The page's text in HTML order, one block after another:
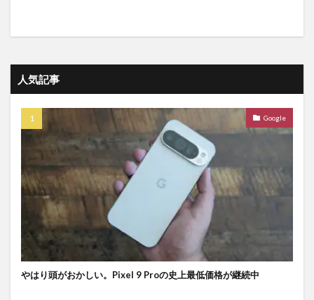
人気記事
Google
やはり頭がおかしい。Pixel 9 Proの史上最低価格が継続中